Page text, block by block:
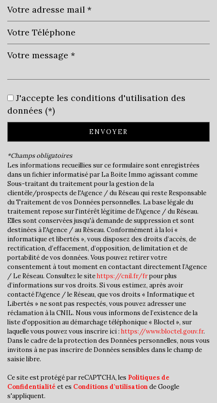
Cinéma
École primaire
Enseignement supérieur
Lycée
Bibliothèque
Bureau de poste
Mairie
statistiques
Nombre d'habitants
7 605
Propriétaires (vs. locataires)
54,99 %
Taxe habitation
9,81 %
Taxe foncière
Habitants de moins de 25 ans
Habitants de 25 à 55 ans
35,20 %
J'accepte les conditions d'utilisation des
données (*)
ENVOYER
*Champs obligatoires
Les informations recueillies sur ce formulaire sont enregistrées
dans un fichier informatisé par La Boite Immo agissant comme
Sous-traitant du traitement pour la gestion de la
clientèle/prospects de l'Agence / du Réseau qui reste Responsable
du Traitement de vos Données personnelles. La base légale du
traitement repose sur l'intérêt légitime de l'Agence / du Réseau.
Elles sont conservées jusqu'à demande de suppression et sont
destinées à l'Agence / au Réseau. Conformément à la loi «
informatique et libertés », vous disposez des droits d’accès, de
rectification, d’effacement, d’opposition, de limitation et de
portabilité de vos données. Vous pouvez retirer votre
consentement à tout moment en contactant directement l’Agence
/ Le Réseau. Consultez le sitehttps://cnil.fr/frpour plus
d’informations sur vos droits. Si vous estimez, après avoir
contacté l'Agence / le Réseau, que vos droits « Informatique et
Libertés » ne sont pas respectés, vous pouvez adresser une
réclamation à la CNIL. Nous vous informons de l’existence de la
liste d'opposition au démarchage téléphonique « Bloctel », sur
laquelle vous pouvez vous inscrire ici : https://www.bloctel.gouv.fr.
Dans le cadre de la protection des Données personnelles, nous vous
invitons à ne pas inscrire de Données sensibles dans le champ de
saisie libre.
Ce site est protégé par reCAPTCHA, les Politiques de
Confidentialité et es Conditions d'utilisationde Google
s'appliquent.